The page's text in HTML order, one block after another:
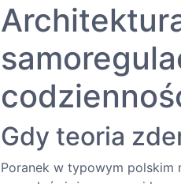
Gdy teoria
Poranek w typowym polskim